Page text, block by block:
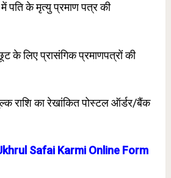
में पति के मृत्यु प्रमाण पत्र की
के लिए प्रासंगिक प्रमाणपत्रों की
राशि का रेखांकित पोस्टल ऑर्डर/बैंक
Safai Karmi Online Form